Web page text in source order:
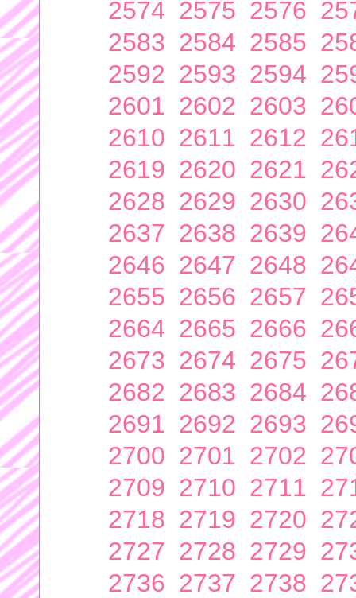
2574 2575 2576
2583 2584 2585
2592 2593 2594
2601 2602 2603
2610 2611 2612
2619 2620 2621
2628 2629 2630
2637 2638 2639
2646 2647 2648
2655 2656 2657
2664 2665 2666
2673 2674 2675
2682 2683 2684
2691 2692 2693
2700 2701 2702
2709 2710 2711
2718 2719 2720
2727 2728 2729
2736 2737 2738